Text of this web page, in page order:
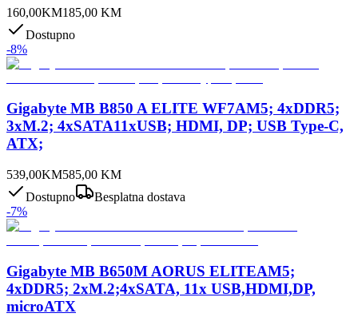
160,00KM185,00 KM
Dostupno
-8%
Gigabyte MB B850 A ELITE WF7AM5; 4xDDR5;
3xM.2; 4xSATA11xUSB; HDMI, DP; USB Type-C,
ATX;
539,00KM585,00 KM
Dostupno
Besplatna dostava
-7%
Gigabyte MB B650M AORUS ELITEAM5;
4xDDR5; 2xM.2;4xSATA, 11x USB,HDMI,DP,
microATX